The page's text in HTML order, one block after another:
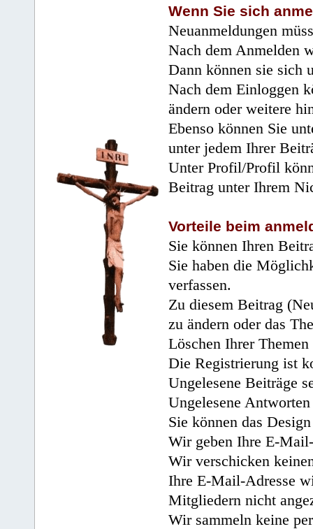
Wenn Sie sich
Neuanmeldungen
Nach dem Anmelden
Dann können sie sich
Nach dem Einloggen
ändern oder weitere
Ebenso können Sie
unter jedem Ihrer
Unter Profil/Profil
Beitrag unter Ihrem
Vorteile beim
Sie können Ihren
Sie haben die
verfassen.
Zu diesem Beitrag
zu ändern oder das
Löschen Ihrer
Die Registrierung ist
Ungelesene Beiträge
Ungelesene
Sie können das
Wir geben Ihre E-
Wir verschicken
Ihre E-Mail-Adresse
Mitgliedern nicht
Wir sammeln keine